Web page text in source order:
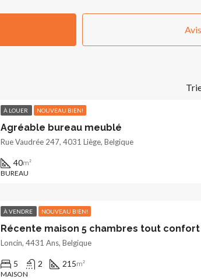
À LOUER NOUVEAU BIEN!
Agréable bureau meublé
Rue Vaudrée 247, 4031 Liège, Belgique
40m²
BUREAU
À VENDRE NOUVEAU BIEN!
Récente maison 5 chambres tout confort
Loncin, 4431 Ans, Belgique
5 2 215m²
MAISON